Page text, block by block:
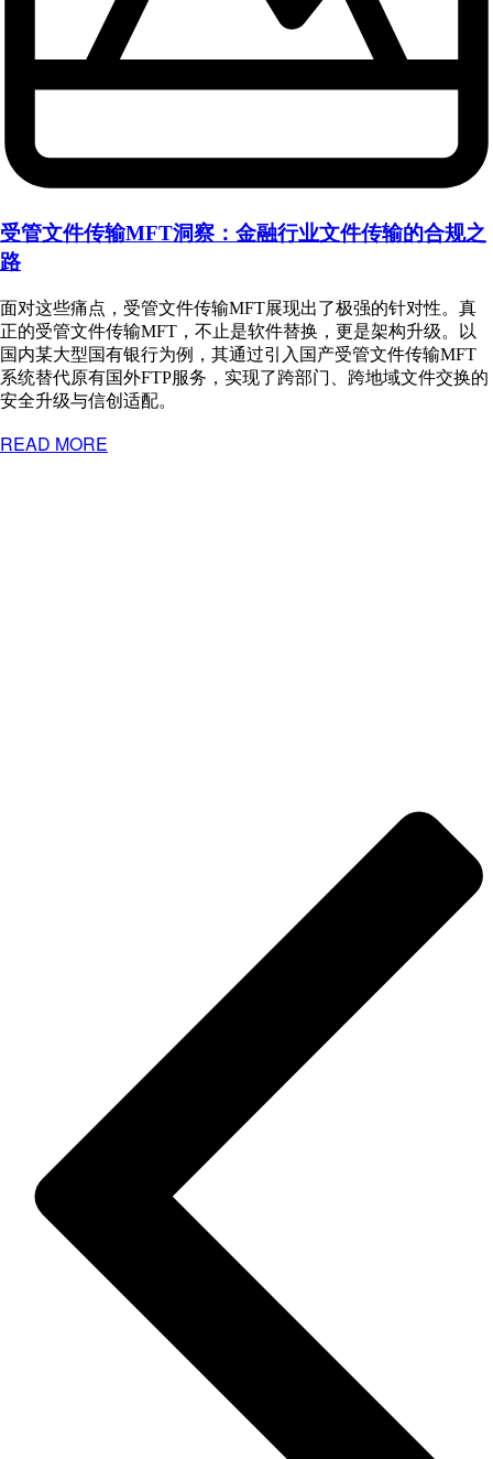
受管文件传输MFT洞察：金融行业文件传输的合规之
路
面对这些痛点，受管文件传输MFT展现出了极强的针对性。真
正的受管文件传输MFT，不止是软件替换，更是架构升级。以
国内某大型国有银行为例，其通过引入国产受管文件传输MFT
系统替代原有国外FTP服务，实现了跨部门、跨地域文件交换的
安全升级与信创适配。
READ MORE